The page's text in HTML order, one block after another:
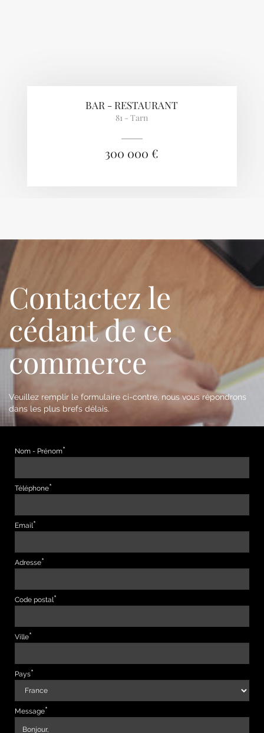
BAR - RESTAURANT
81 - Tarn
300 000 €
Contactez le
cédant de ce
commerce
Veuillez remplir le formulaire ci-contre, nous vous répondrons
dans les plus brefs délais.
Nom - Prénom
Téléphone
Email
Adresse
Code postal
Ville
Pays
Message